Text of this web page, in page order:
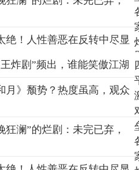
奇的古装佳作
奇古装剧《祯娘传》，讲述
破了“传男不传女”的祖训，
。
君饰）从商战对手到携手伙
看点十足。剧情融合了非遗